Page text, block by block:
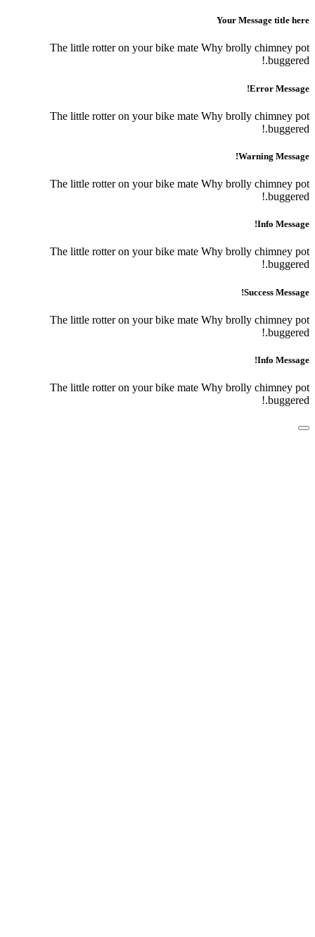
Your Message
The little rotter on your bike mate Why brolly
Error
The little rotter on your bike mate Why brolly
Warning
The little rotter on your bike mate Why brolly
Info
The little rotter on your bike mate Why brolly
Success
The little rotter on your bike mate Why brolly
Info
The little rotter on your bike mate Why brolly